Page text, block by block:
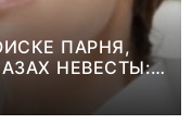
ПАРНЯ,
НЕВЕСТЫ: